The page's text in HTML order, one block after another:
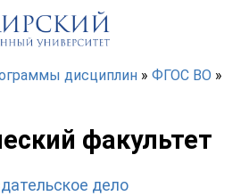
содержанию
дисциплин » ФГОС ВО »
факультет
дело